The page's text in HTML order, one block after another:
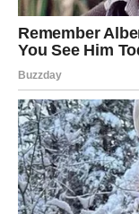
Sada dolazi
unutrašnje
u tome što
Poruka
Sudbina sada